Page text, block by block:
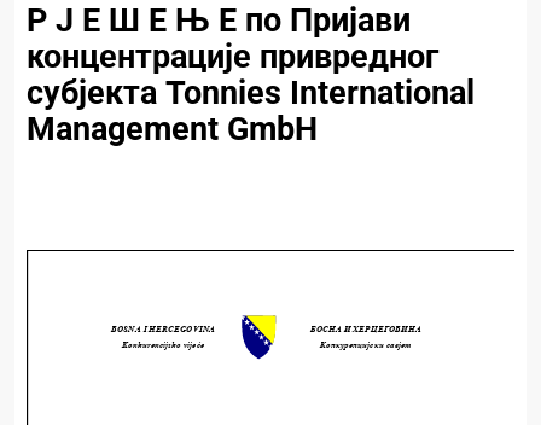
Р Ј Е Ш Е Њ Е по Пријави
концентрације привредног
субјекта Tonnies International
Management GmbH